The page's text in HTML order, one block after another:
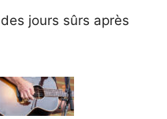
jours sûrs après